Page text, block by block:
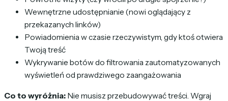
Wewnętrzne udostępnianie (nowi oglądający z
przekazanych linków)
Powiadomienia w czasie rzeczywistym, gdy ktoś otwiera
Twoją treść
Wykrywanie botów do filtrowania zautomatyzowanych
wyświetleń od prawdziwego zaangażowania
Co to wyróżnia: Nie musisz przebudowywać treści. Wgraj